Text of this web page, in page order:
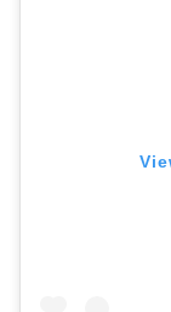
1位:ブ
2位:カ
3位:話